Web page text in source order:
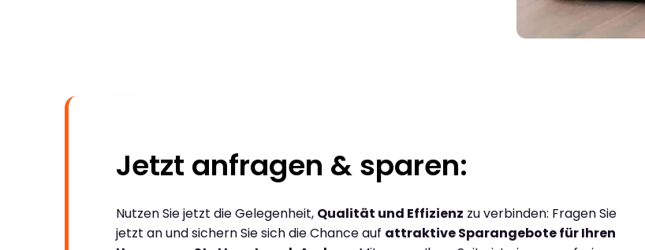
Jetzt anfragen & sparen:
Nutzen Sie jetzt die Gelegenheit, Qualität und Effizienz zu verbinden: Fragen Sie
jetzt an und sichern Sie sich die Chance auf attraktive Sparangebote für Ihren